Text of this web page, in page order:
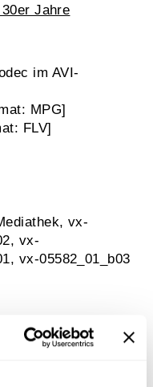
Jahre
im AVI-
MPG]
FLV]
vx-
vx-
vx-05582_01_b03